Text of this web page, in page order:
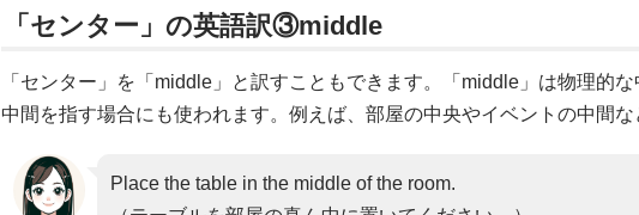
「センター」の英語訳③middle
「センター」を「middle」と訳すこともできます。「middle」は物理的
中間を指す場合にも使われます。例えば、部屋の中央やイベントの中間な
Place the table in the middle of the room.